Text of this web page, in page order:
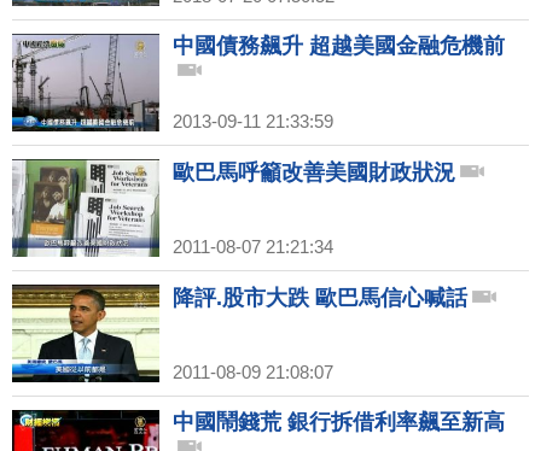
中國債務飆升 超越美國金融危機前
2013-09-11 21:33:59
歐巴馬呼籲改善美國財政狀況
2011-08-07 21:21:34
降評.股市大跌 歐巴馬信心喊話
2011-08-09 21:08:07
中國鬧錢荒 銀行拆借利率飆至新高